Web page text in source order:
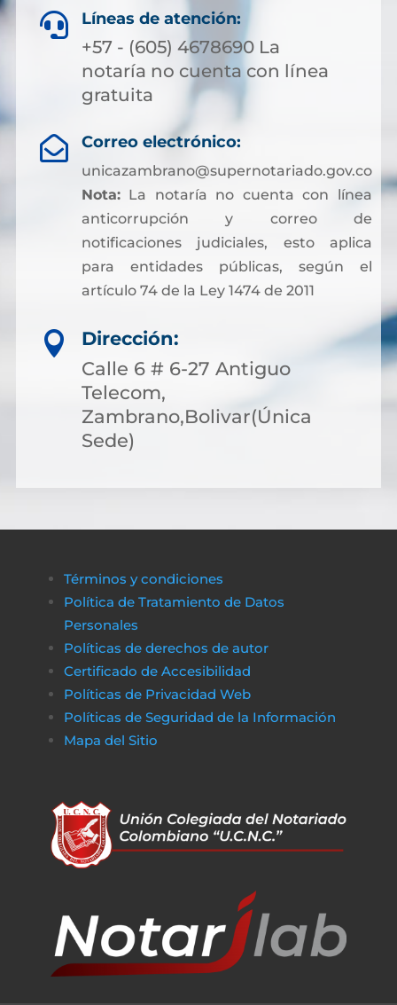
 Líneas de atención:
+57 - (605) 4678690 La
notaría no cuenta con línea
gratuita
 Correo electrónico:
unicazambrano@supernotariado.gov.co
Nota:La notaría no cuenta con línea
anticorrupción y correo de
notificaciones judiciales, esto aplica
para entidades públicas, según el
artículo 74 de la Ley 1474 de 2011

Dirección:
Calle 6 # 6-27 Antiguo
Telecom,
Zambrano,Bolivar(Única
Sede)
Términos y condiciones
Política de Tratamiento de Datos
Personales
Políticas de derechos de autor
Certificado de Accesibilidad
Políticas de Privacidad Web
Políticas de Seguridad de la Información
Mapa del Sitio